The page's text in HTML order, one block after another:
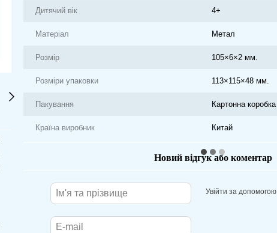
Дитячий вік 4+
Матеріал Метал
Розмір 105×6×2 мм.
Розміри упаковки 113×115×48 мм.
Пакування Картонна коробка
Країна виробник Китай
Новий відгук або коментар
Увійти за допомогою